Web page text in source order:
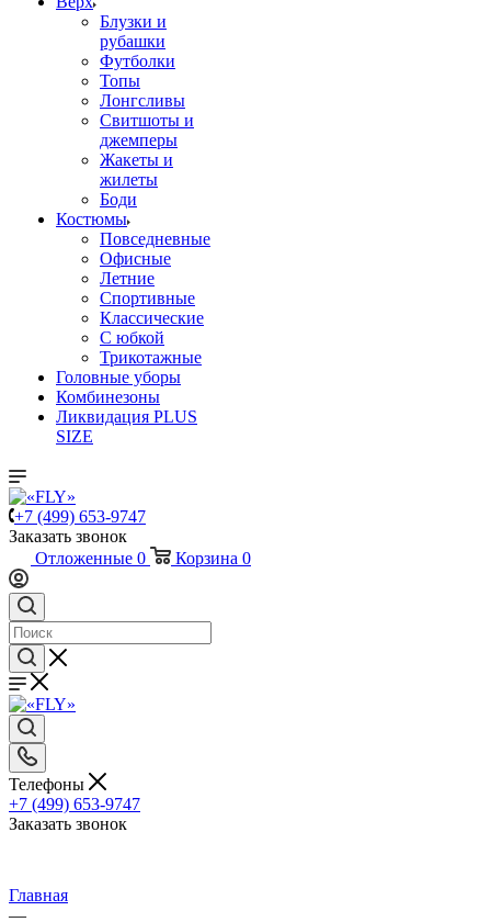
Блузки и
рубашки
Футболки
Топы
Лонгсливы
Свитшоты и
джемперы
Жакеты и
жилеты
Боди
Костюмы
Повседневные
Офисные
Летние
Спортивные
Классические
С юбкой
Трикотажные
Головные уборы
Комбинезоны
Ликвидация PLUS
SIZE
+7 (499) 653-9747
Заказать звонок
Отложенные 0 Корзина 0
Телефоны
+7 (499) 653-9747
Заказать звонок
Главная
—